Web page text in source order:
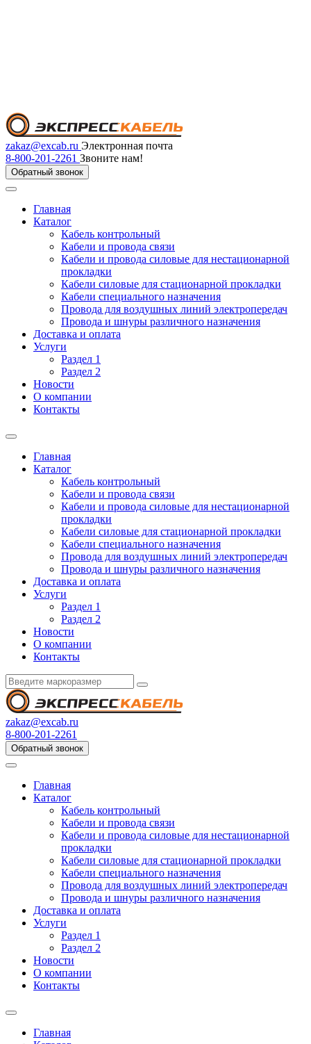
zakaz@excab.ru Электронная почта
8-800-201-2261 Звоните нам!
Обратный звонок
Главная
Каталог
Кабель контрольный
Кабели и провода связи
Кабели и провода силовые для нестационарной
прокладки
Кабели силовые для стационарной прокладки
Кабели специального назначения
Провода для воздушных линий электропередач
Провода и шнуры различного назначения
Доставка и оплата
Услуги
Раздел 1
Раздел 2
Новости
О компании
Контакты
Главная
Каталог
Кабель контрольный
Кабели и провода связи
Кабели и провода силовые для нестационарной
прокладки
Кабели силовые для стационарной прокладки
Кабели специального назначения
Провода для воздушных линий электропередач
Провода и шнуры различного назначения
Доставка и оплата
Услуги
Раздел 1
Раздел 2
Новости
О компании
Контакты
zakaz@excab.ru
8-800-201-2261
Обратный звонок
Главная
Каталог
Кабель контрольный
Кабели и провода связи
Кабели и провода силовые для нестационарной
прокладки
Кабели силовые для стационарной прокладки
Кабели специального назначения
Провода для воздушных линий электропередач
Провода и шнуры различного назначения
Доставка и оплата
Услуги
Раздел 1
Раздел 2
Новости
О компании
Контакты
Главная